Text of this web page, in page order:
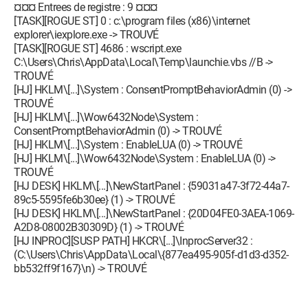
C:\Windows\system32\svchost.exe
O23 - Service: @%SystemRoot%\system32\qwave.dll,-1
(QWAVE) - Unknown owner -
C:\Windows\system32\svchost.exe
O23 - Service: @%Systemroot%\system32\rasauto.dll,-200
(RasAuto) - Unknown owner -
C:\Windows\System32\svchost.exe
O23 - Service: @%Systemroot%\system32\rasmans.dll,-200
(RasMan) - Unknown owner -
C:\Windows\System32\svchost.exe
O23 - Service: @%windir%\system32\RpcEpMap.dll,-1001
(RpcEptMapper) - Unknown owner -
C:\Windows\system32\svchost.exe
O23 - Service: @oleres.dll,-5010 (RpcSs) - Unknown owner -
C:\Windows\system32\svchost.exe
O23 - Service: Gestionnaire de comptes de sécurité (SamSs) -
Unknown owner - C:\Windows\system32\lsass.exe (file
missing)
O23 - Service: @%SystemRoot%\system32\schedsvc.dll,-100
(Schedule) - Unknown owner -
¤¤¤ Entrees de registre : 9 ¤¤¤
[TASK][ROGUE ST] 0 : c:\program files (x86)\internet
explorer\iexplore.exe -> TROUVÉ
[TASK][ROGUE ST] 4686 : wscript.exe
C:\Users\Chris\AppData\Local\Temp\launchie.vbs //B ->
TROUVÉ
[HJ] HKLM\[...]\System : ConsentPromptBehaviorAdmin (0) ->
TROUVÉ
[HJ] HKLM\[...]\Wow6432Node\System :
ConsentPromptBehaviorAdmin (0) -> TROUVÉ
[HJ] HKLM\[...]\System : EnableLUA (0) -> TROUVÉ
[HJ] HKLM\[...]\Wow6432Node\System : EnableLUA (0) ->
TROUVÉ
[HJ DESK] HKLM\[...]\NewStartPanel : {59031a47-3f72-44a7-
89c5-5595fe6b30ee} (1) -> TROUVÉ
[HJ DESK] HKLM\[...]\NewStartPanel : {20D04FE0-3AEA-1069-
A2D8-08002B30309D} (1) -> TROUVÉ
[HJ INPROC][SUSP PATH] HKCR\[...]\InprocServer32 :
(C:\Users\Chris\AppData\Local\{877ea495-905f-d1d3-d352-
bb532ff9f167}\n) -> TROUVÉ